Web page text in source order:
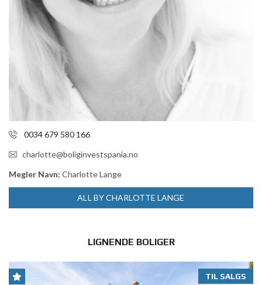
0034 679 580 166
charlotte@boliginvestspania.no
Megler Navn: Charlotte Lange
ALL BY CHARLOTTE LANGE
LIGNENDE BOLIGER
TIL SALGS